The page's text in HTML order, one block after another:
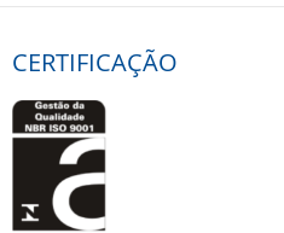
CERTIFICAÇÃO